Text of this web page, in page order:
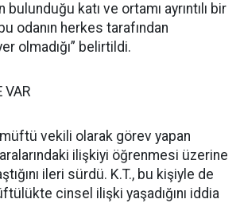
katı ve ortamı ayrıntılı bir
odanın herkes tarafından
olmadığı” belirtildi.
VAR
müftü vekili olarak görev yapan
aralarındaki ilişkiyi öğrenmesi üzerine
ileri sürdü. K.T., bu kişiyle de
cinsel ilişki yaşadığını iddia